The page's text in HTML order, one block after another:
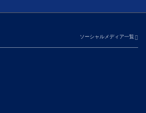
ソーシャルメディア一覧